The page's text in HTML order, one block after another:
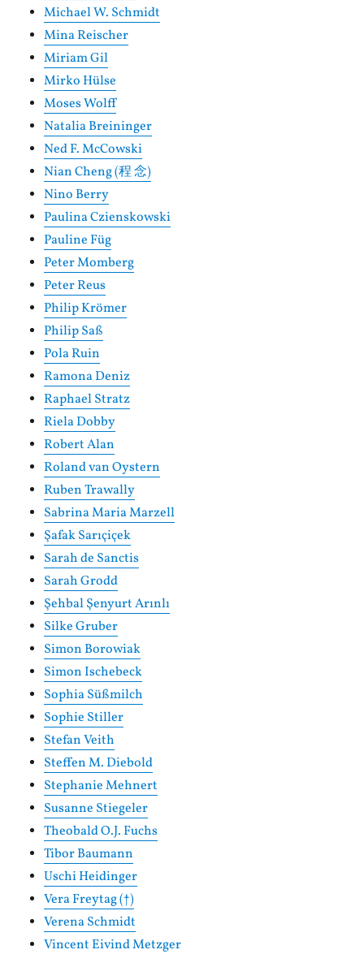
Michael W. Schmidt
Mina Reischer
Miriam Gil
Mirko Hülse
Moses Wolff
Natalia Breininger
Ned F. McCowski
Nian Cheng (程 念)
Nino Berry
Paulina Czienskowski
Pauline Füg
Peter Momberg
Peter Reus
Philip Krömer
Philip Saß
Pola Ruin
Ramona Deniz
Raphael Stratz
Riela Dobby
Robert Alan
Roland van Oystern
Ruben Trawally
Sabrina Maria Marzell
Şafak Sarıçiçek
Sarah de Sanctis
Sarah Grodd
Şehbal Şenyurt Arınlı
Silke Gruber
Simon Borowiak
Simon Ischebeck
Sophia Süßmilch
Sophie Stiller
Stefan Veith
Steffen M. Diebold
Stephanie Mehnert
Susanne Stiegeler
Theobald O.J. Fuchs
Tibor Baumann
Uschi Heidinger
Vera Freytag (†)
Verena Schmidt
Vincent Eivind Metzger